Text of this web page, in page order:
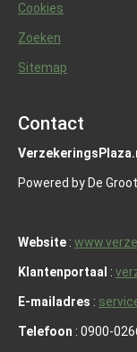
Cookies
Zoeken
Sitemap
Contact
Powered by De
Website :
Klantenportaal :
E-mailadres :
Telefoon : 0900-